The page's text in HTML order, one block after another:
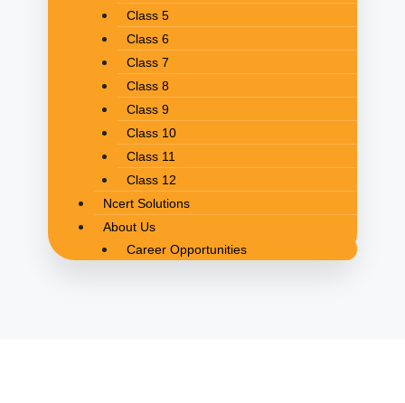
Class 5
Class 6
Class 7
Class 8
Class 9
Class 10
Class 11
Class 12
Ncert Solutions
About Us
Career Opportunities